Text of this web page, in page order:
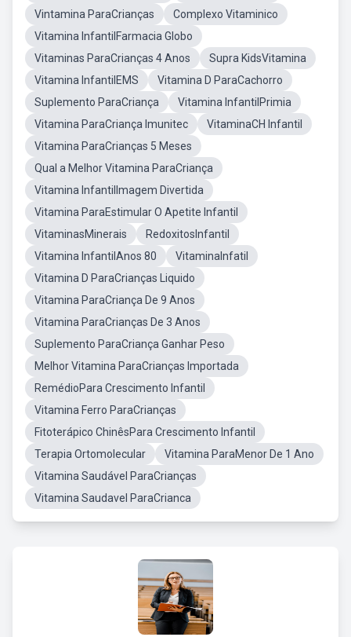
Vintamina ParaCrianças
Complexo Vitaminico
Vitamina InfantilFarmacia Globo
Vitaminas ParaCrianças 4 Anos
Supra KidsVitamina
Vitamina InfantilEMS
Vitamina D ParaCachorro
Suplemento ParaCriança
Vitamina InfantilPrimia
Vitamina ParaCriança Imunitec
VitaminaCH Infantil
Vitamina ParaCrianças 5 Meses
Qual a Melhor Vitamina ParaCriança
Vitamina InfantilImagem Divertida
Vitamina ParaEstimular O Apetite Infantil
VitaminasMinerais
RedoxitosInfantil
Vitamina InfantilAnos 80
VitaminaInfatil
Vitamina D ParaCrianças Liquido
Vitamina ParaCriança De 9 Anos
Vitamina ParaCrianças De 3 Anos
Suplemento ParaCriança Ganhar Peso
Melhor Vitamina ParaCrianças Importada
RemédioPara Crescimento Infantil
Vitamina Ferro ParaCrianças
Fitoterápico ChinêsPara Crescimento Infantil
Terapia Ortomolecular
Vitamina ParaMenor De 1 Ano
Vitamina Saudável ParaCrianças
Vitamina Saudavel ParaCrianca